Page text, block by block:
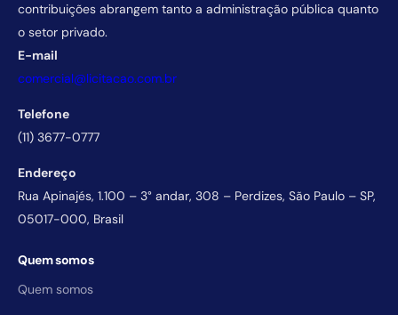
contribuições abrangem tanto a administração pública quanto
o setor privado.
E-mail
comercial@licitacao.com.br
Telefone
(11) 3677-0777
Endereço
Rua Apinajés, 1.100 – 3° andar, 308 – Perdizes, São Paulo – SP,
05017-000, Brasil
Quem somos
Quem somos